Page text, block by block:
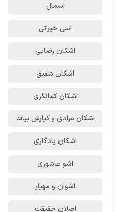
اسمال
اسی خیراتی
اشکان رضایی
اشکان شفیق
اشکان‌ کمانگری
اشکان مرادی و کیارش بیات
اشکان یادگاری
اشو عاشوری
اشوان و مهیار
اصلان حقیقت